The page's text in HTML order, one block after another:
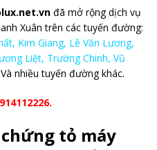
đã mở rộng dịch vụ
Xuân trên các tuyến đường:
Kim Giang, Lê Văn Lương,
Liệt, Trường Chinh, Vũ
Và nhiều tuyến đường khác.
tỏ máy